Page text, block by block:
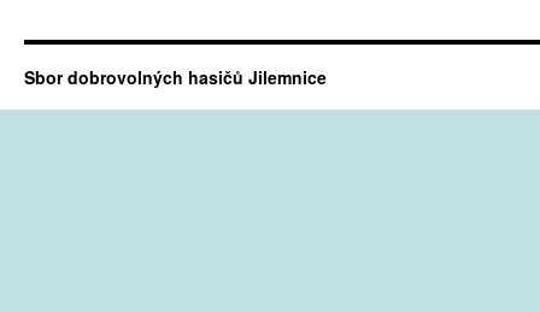
Sbor dobrovolných hasičů Jilemnice